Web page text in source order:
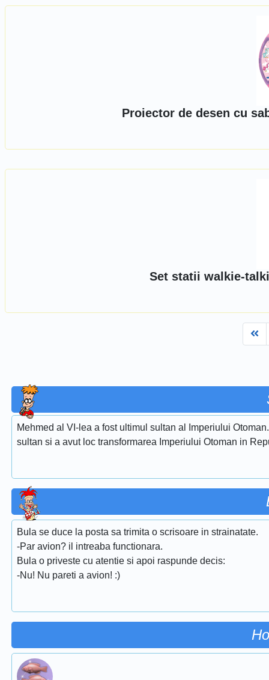
Proiector de desen cu
Set statii walkie-
Mehmed al VI-lea a fost ultimul sultan al Imperiului
sultan si a avut loc transformarea Imperiului Otoman in
Bula se duce la posta sa trimita o scrisoare in strainatate.
-Par avion? il intreaba functionara.
Bula o priveste cu atentie si apoi raspunde decis:
-Nu! Nu pareti a avion! :)